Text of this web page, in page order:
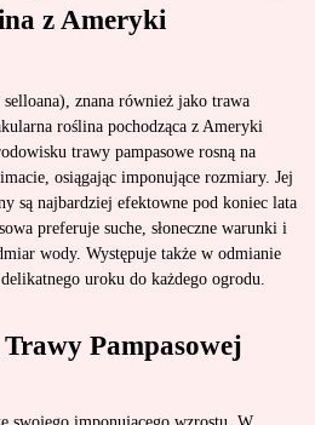
z Ameryki
znana również jako trawa
roślina pochodząca z Ameryki
trawy pampasowe rosną na
osiągając imponujące rozmiary. Jej
są najbardziej efektowne pod koniec lata
preferuje suche, słoneczne warunki i
wody. Występuje także w odmianie
uroku do każdego ogrodu.
Pampasowej